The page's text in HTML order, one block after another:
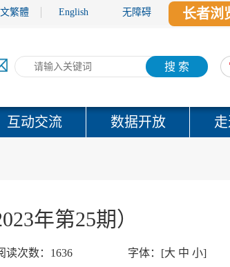
繁體 English 无障碍 长者浏
搜 索
互动交流 数据开放
年第25期）
读次数： 1636 字体： [大 中 小]